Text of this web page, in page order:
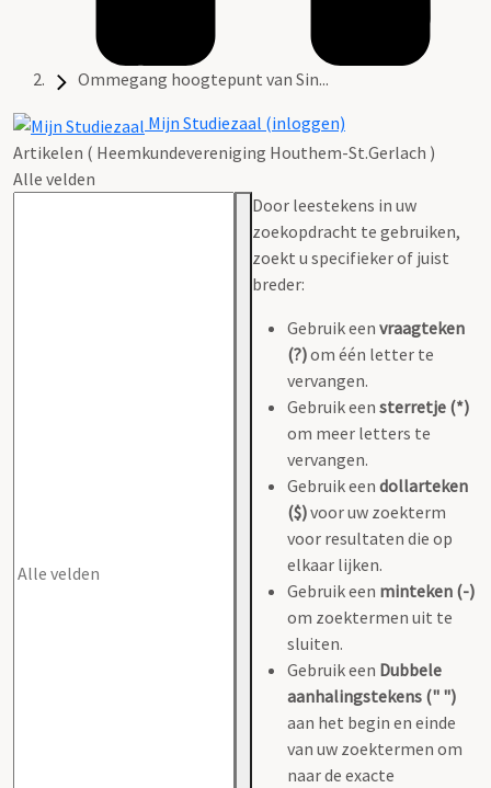
Ommegang hoogtepunt van Sin...
Mijn Studiezaal (inloggen)
Artikelen ( Heemkundevereniging Houthem-St.Gerlach )
Alle velden
Door leestekens in uw
zoekopdracht te gebruiken,
zoekt u specifieker of juist
breder:
Gebruik een vraagteken
(?)om één letter te
vervangen.
Gebruik een sterretje (*)
om meer letters te
vervangen.
Gebruik een dollarteken
($)voor uw zoekterm
voor resultaten die op
elkaar lijken.
Gebruik een minteken (-)
om zoektermen uit te
sluiten.
Gebruik een Dubbele
aanhalingstekens (" ")
aan het begin en einde
van uw zoektermen om
naar de exacte